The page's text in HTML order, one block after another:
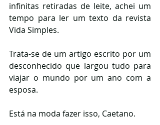
infinitas retiradas de leite, achei um
tempo para ler um texto da revista
Vida Simples.
Trata-se de um artigo escrito por um
desconhecido que largou tudo para
viajar o mundo por um ano com a
esposa.
Está na moda fazer isso, Caetano.